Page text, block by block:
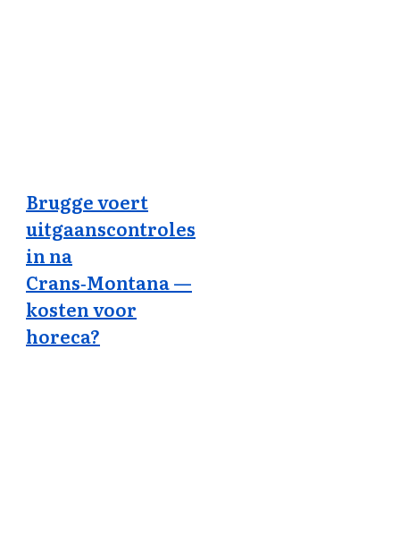
Brugge voert
uitgaanscontroles
in na
Crans‑Montana —
kosten voor
horeca?